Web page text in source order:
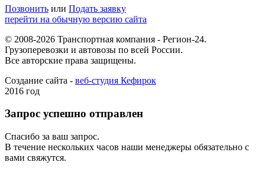
Позвонить или Подать заявку
перейти на обычную версию сайта
© 2008-2026 Транспортная компания - Регион-24.
Грузоперевозки и автовозы по всей России.
Все авторские права защищены.
Создание сайта - веб-студия Кефирок
2016 год
Запрос успешно отправлен
Спасибо за ваш запрос.
В течение нескольких часов наши менеджеры обязательно с
вами свяжутся.